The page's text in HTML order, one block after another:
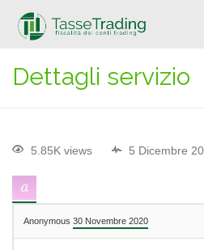
Dettagli servizio
5.85K views 5 Dicembre
Anonymous 30 Novembre 2020